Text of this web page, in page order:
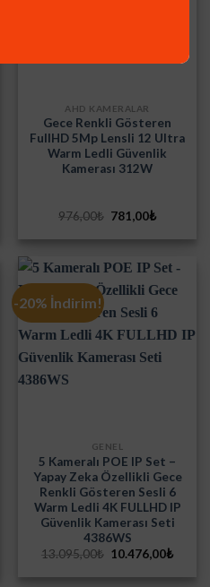
AHD KAMERALAR
Gece Renkli Gösteren
FullHD 5Mp Lensli 12 Ultra
Warm Ledli Güvenlik
Kamerası 312W
976,00₺ Orijinal
fiyat:
976,00₺.
781,00₺Şu
fiyat:
-20% İndirim!
GENEL
5 Kameralı POE IP Set –
Yapay Zeka Özellikli Gece
Renkli Gösteren Sesli 6
Warm Ledli 4K FULLHD IP
Güvenlik Kamerası Seti
4386WS
13.095,00₺ Orijinal
13.095,00₺.
10.476,00₺Şu
fiyat: